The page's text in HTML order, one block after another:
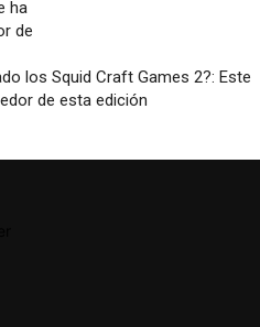
los Squid Craft Games 2?: Este
de esta edición